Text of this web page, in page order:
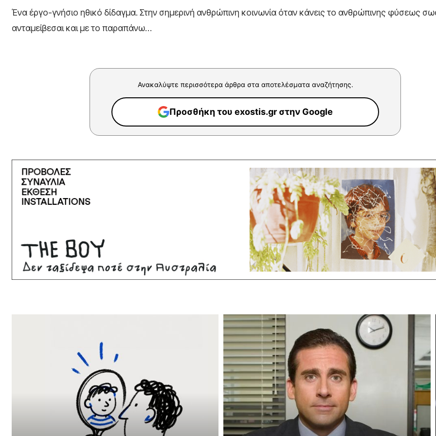
Ένα έργο-γνήσιο ηθικό δίδαγμα. Στην σημερινή ανθρώπινη κοινωνία όταν κάνεις το ανθρώπινης φύσεως
ανταμείβεσαι και με το παραπάνω…
Ανακαλύψτε περισσότερα άρθρα στα αποτελέσματα αναζήτησης.
Προσθήκη του exostis.gr στην Google